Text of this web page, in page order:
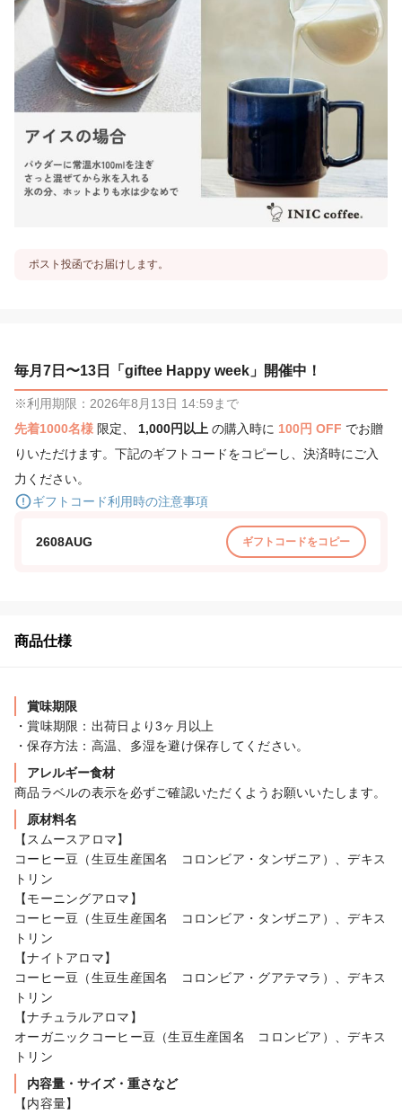
ポスト投函でお届けします。
毎月7日〜13日「giftee Happy week」開催中！
※利用期限：2026年8月13日 14:59まで
先着1000名様 限定、 1,000円以上 の購入時に 100円 OFF でお贈
りいただけます。下記のギフトコードをコピーし、決済時にご入
力ください。
ギフトコード利用時の注意事項
2608AUG ギフトコードをコピー
商品仕様
賞味期限
・賞味期限：出荷日より3ヶ月以上
・保存方法：高温、多湿を避け保存してください。
アレルギー食材
商品ラベルの表示を必ずご確認いただくようお願いいたします。
原材料名
【スムースアロマ】
コーヒー豆（生豆生産国名　コロンビア・タンザニア）、デキス
トリン
【モーニングアロマ】
コーヒー豆（生豆生産国名　コロンビア・タンザニア）、デキス
トリン
【ナイトアロマ】
コーヒー豆（生豆生産国名　コロンビア・グアテマラ）、デキス
トリン
【ナチュラルアロマ】
オーガニックコーヒー豆（生豆生産国名　コロンビア）、デキス
トリン
内容量・サイズ・重さなど
【内容量】